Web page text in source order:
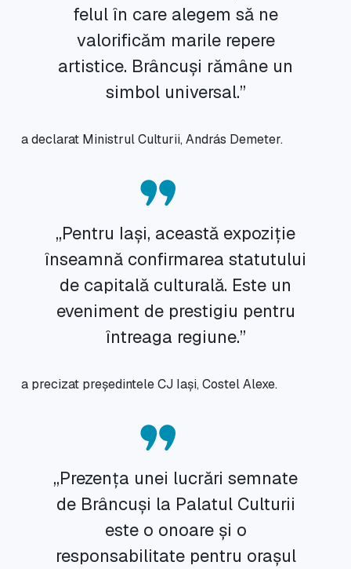
felul în care alegem să ne
valorificăm marile repere
artistice. Brâncuși rămâne un
simbol universal.”
a declarat Ministrul Culturii, András Demeter.
„Pentru Iași, această expoziție
înseamnă confirmarea statutului
de capitală culturală. Este un
eveniment de prestigiu pentru
întreaga regiune.”
a precizat președintele CJ Iași, Costel Alexe.
„Prezența unei lucrări semnate
de Brâncuși la Palatul Culturii
este o onoare și o
responsabilitate pentru orașul